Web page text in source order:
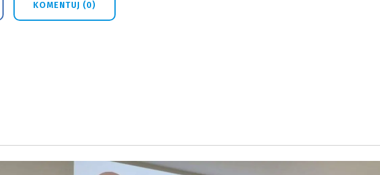
KOMENTUJ (0)